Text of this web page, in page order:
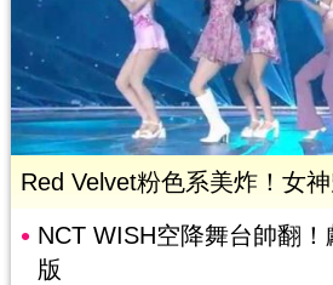
Red Velvet粉色系美炸！女
NCT WISH空降舞台帥翻
版